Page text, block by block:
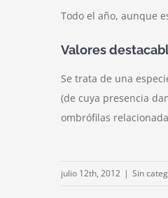
Todo el año, aunque
Valores
Se trata de una
(de cuya presencia
ombrófilas
julio 12th, 2012 | Sin